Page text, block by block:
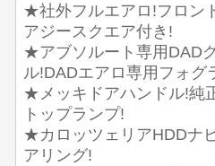
★社外フルエアロ!フロン
アジースクエア付き!
★アブソルート専用DAD
ル!DADエアロ専用フォグ
★メッキドアハンドル!純
トップランプ!
★カロッツェリアHDDナ
アリング!